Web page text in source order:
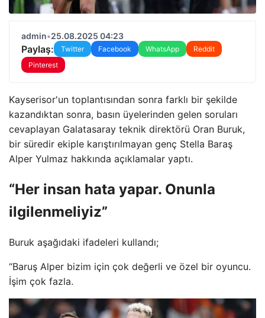
admin•25.08.2025 04:23
Paylaş: Twitter Facebook WhatsApp
Reddit
Pinterest
Kayserisor'un toplantısından sonra farklı bir şekilde
kazandıktan sonra, basın üyelerinden gelen soruları
cevaplayan Galatasaray teknik direktörü Oran Buruk,
bir süredir ekiple karıştırılmayan genç Stella Baraş
Alper Yulmaz hakkında açıklamalar yaptı.
“Her insan hata yapar. Onunla
ilgilenmeliyiz”
Buruk aşağıdaki ifadeleri kullandı;
“Baruş Alper bizim için çok değerli ve özel bir oyuncu.
İşim çok fazla.